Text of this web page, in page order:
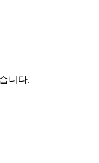
니다.